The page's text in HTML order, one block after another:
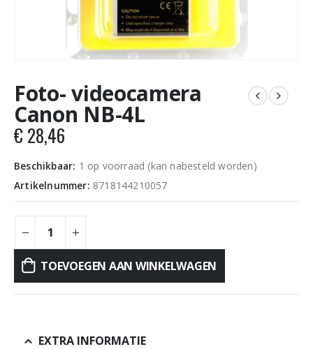
Foto- videocamera
Canon NB-4L
€ 28,46
Beschikbaar: 1 op voorraad (kan nabesteld worden)
Artikelnummer: 8718144210057
TOEVOEGEN AAN WINKELWAGEN
EXTRA INFORMATIE